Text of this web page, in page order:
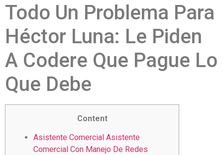
Todo Un Problema Para
Héctor Luna: Le Piden
A Codere Que Pague Lo
Que Debe
Content
Asistente Comercial Asistente
Comercial Con Manejo De Redes